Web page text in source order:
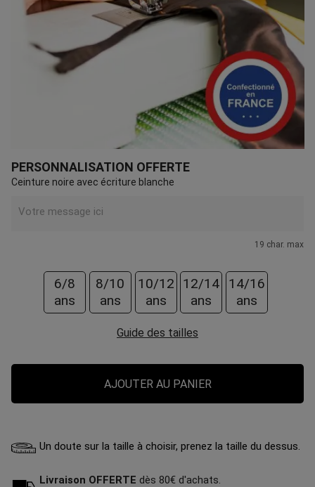
PERSONNALISATION OFFERTE
Ceinture noire avec écriture blanche
19 char. max
6/8
ans
8/10
ans
10/12
ans
12/14
ans
14/16
ans
Guide des tailles
AJOUTER AU PANIER
Un doute sur la taille à choisir, prenez la taille du dessus.
Livraison OFFERTE dès 80€ d'achats.